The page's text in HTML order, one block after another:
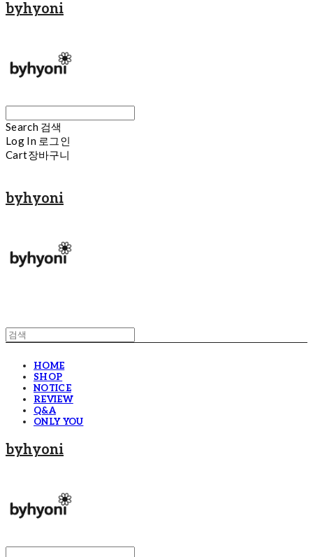
byhyoni
Search 검색
Log In 로그인
Cart장바구니
byhyoni
HOME
SHOP
NOTICE
REVIEW
Q&A
ONLY YOU
byhyoni